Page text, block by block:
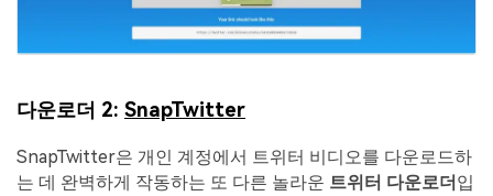
다운로더 2: SnapTwitter
SnapTwitter은 개인 계정에서 트위터 비디오를 다운로드하
는 데 완벽하게 작동하는 또 다른 놀라운 트위터 다운로더 입